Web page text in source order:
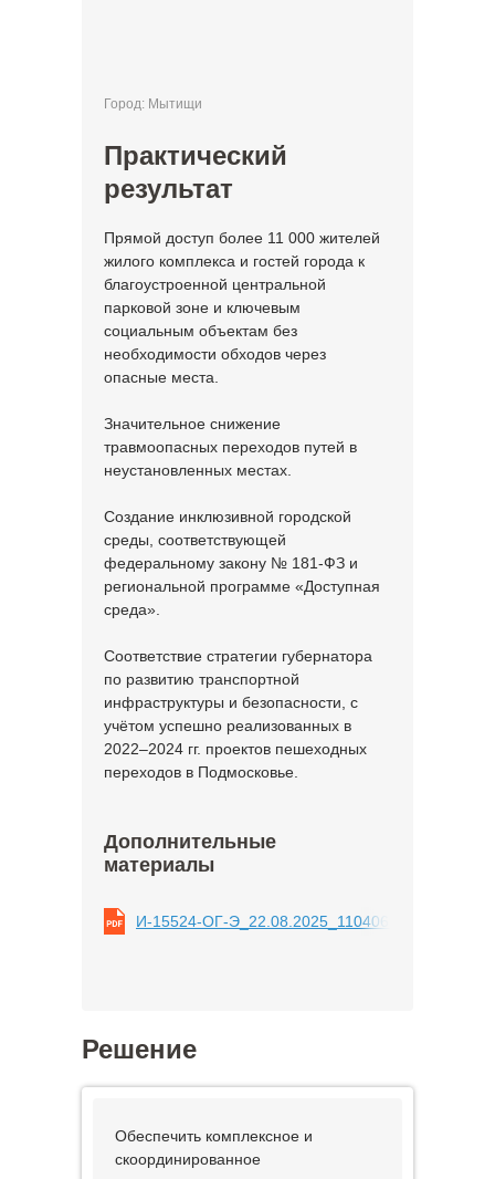
Город: Мытищи
Практический
результат
Прямой доступ более 11 000 жителей
жилого комплекса и гостей города к
благоустроенной центральной
парковой зоне и ключевым
социальным объектам без
необходимости обходов через
опасные места.
Значительное снижение
травмоопасных переходов путей в
неустановленных местах.
Создание инклюзивной городской
среды, соответствующей
федеральному закону № 181-ФЗ и
региональной программе «Доступная
среда».
Соответствие стратегии губернатора
по развитию транспортной
инфраструктуры и безопасности, с
учётом успешно реализованных в
2022–2024 гг. проектов пешеходных
переходов в Подмосковье.
Дополнительные
материалы
И-15524-ОГ-Э_22.08.2025_11040690.pdf
Решение
Обеспечить комплексное и
скоординированное